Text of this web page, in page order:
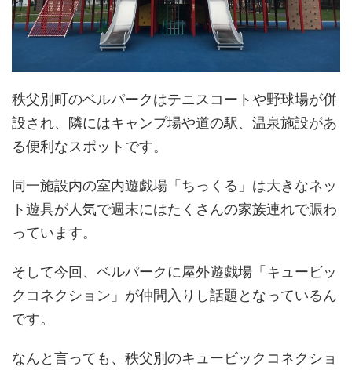
秩父別町のベルパークはテニスコートや野球場が併
設され、隣にはキャンプ場や道の駅、温泉施設があ
る便利なスポットです。
同一施設内の室内遊戯場「ちっくる」は大きなネッ
ト遊具が人気で週末にはたくさんの家族連れで賑わ
っています。
そして今回、ベルパークに屋外遊戯場「キュービッ
クコネクション」が仲間入りし話題となっているん
です。
なんと言っても、秩父別のキュービックコネクショ